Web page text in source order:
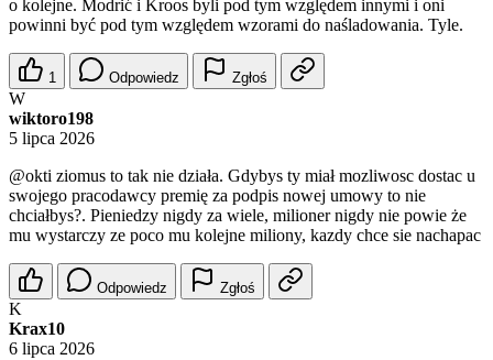
o kolejne. Modrić i Kroos byli pod tym względem innymi i oni
powinni być pod tym względem wzorami do naśladowania. Tyle.
1 Odpowiedz Zgłoś
W
wiktoro198
5 lipca 2026
@okti ziomus to tak nie działa. Gdybys ty miał mozliwosc dostac u
swojego pracodawcy premię za podpis nowej umowy to nie
chciałbys?. Pieniedzy nigdy za wiele, milioner nigdy nie powie że
mu wystarczy ze poco mu kolejne miliony, kazdy chce sie nachapac
Odpowiedz Zgłoś
K
Krax10
6 lipca 2026